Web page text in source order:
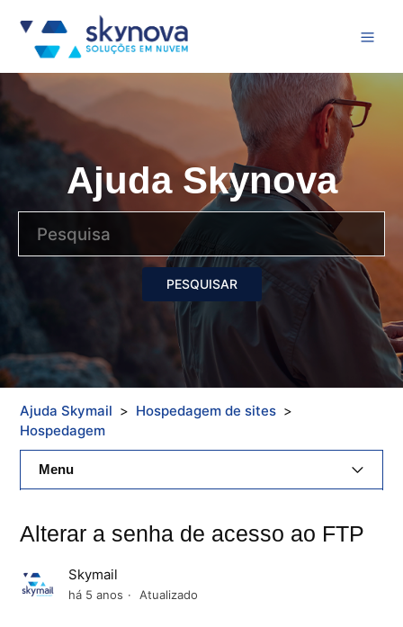
Ajuda Skynova
Ajuda Skymail
Hospedagem de sites
Hospedagem
Menu
Hospedagem De Sites
Alterar a senha de acesso ao FTP
Skymail
há 5 anos Atualizado